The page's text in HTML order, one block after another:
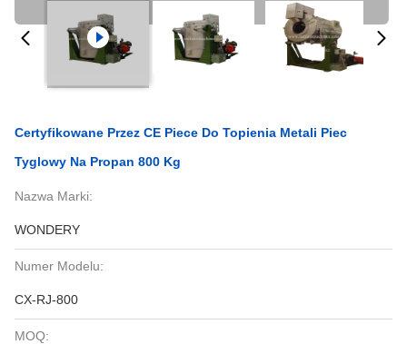
Certyfikowane Przez CE Piece Do Topienia Metali Piec
Tyglowy Na Propan 800 Kg
Nazwa Marki:
WONDERY
Numer Modelu:
CX-RJ-800
MOQ: